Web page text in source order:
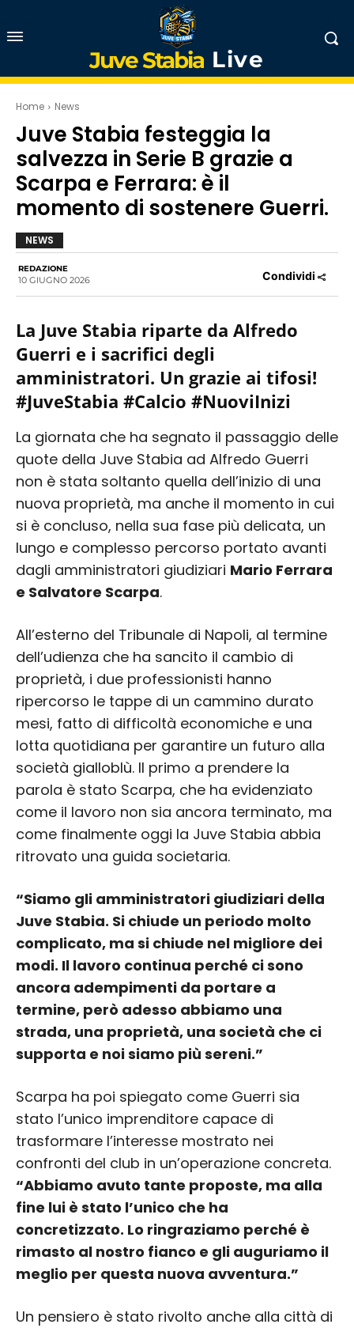
Juve Stabia Live
Home News
Juve Stabia festeggia la
salvezza in Serie B grazie a
Scarpa e Ferrara: è il
momento di sostenere Guerri.
NEWS
REDAZIONE
10 GIUGNO 2026 Condividi
La Juve Stabia riparte da Alfredo
Guerri e i sacrifici degli
amministratori. Un grazie ai tifosi!
#JuveStabia #Calcio #NuoviInizi
La giornata che ha segnato il passaggio delle
quote della Juve Stabia ad Alfredo Guerri
non è stata soltanto quella dell’inizio di una
nuova proprietà, ma anche il momento in cui
si è concluso, nella sua fase più delicata, un
lungo e complesso percorso portato avanti
dagli amministratori giudiziari Mario Ferrara
e Salvatore Scarpa.
All’esterno del Tribunale di Napoli, al termine
dell’udienza che ha sancito il cambio di
proprietà, i due professionisti hanno
ripercorso le tappe di un cammino durato
mesi, fatto di difficoltà economiche e una
lotta quotidiana per garantire un futuro alla
società gialloblù. Il primo a prendere la
parola è stato Scarpa, che ha evidenziato
come il lavoro non sia ancora terminato, ma
come finalmente oggi la Juve Stabia abbia
ritrovato una guida societaria.
“Siamo gli amministratori giudiziari della
Juve Stabia. Si chiude un periodo molto
complicato, ma si chiude nel migliore dei
modi. Il lavoro continua perché ci sono
ancora adempimenti da portare a
termine, però adesso abbiamo una
strada, una proprietà, una società che ci
supporta e noi siamo più sereni.”
Scarpa ha poi spiegato come Guerri sia
stato l’unico imprenditore capace di
trasformare l’interesse mostrato nei
confronti del club in un’operazione concreta.
“Abbiamo avuto tante proposte, ma alla
fine lui è stato l’unico che ha
concretizzato. Lo ringraziamo perché è
rimasto al nostro fianco e gli auguriamo il
meglio per questa nuova avventura.”
Un pensiero è stato rivolto anche alla città di